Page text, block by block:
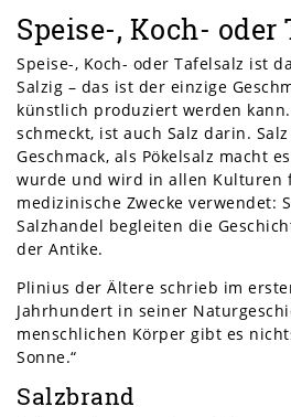
Speise-, Koch- oder
Speise-, Koch- oder Tafelsalz ist
Salzig – das ist der einzige
künstlich produziert werden
schmeckt, ist auch Salz darin.
Geschmack, als Pökelsalz macht
wurde und wird in allen Kulturen
medizinische Zwecke verwendet:
Salzhandel begleiten die
der Antike.
Plinius der Ältere schrieb im
Jahrhundert in seiner
menschlichen Körper gibt es
Sonne.“
Salzbrand